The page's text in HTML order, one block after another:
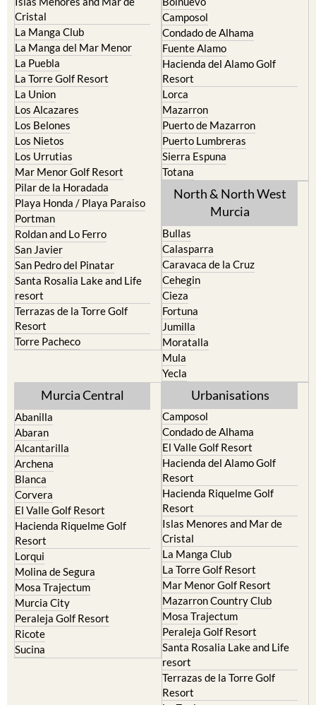
Cristal
La Manga Club
La Manga del Mar Menor
La Puebla
La Torre Golf Resort
La Union
Los Alcazares
Los Belones
Los Nietos
Los Urrutias
Mar Menor Golf Resort
Pilar de la Horadada
Playa Honda / Playa Paraiso
Portman
Roldan and Lo Ferro
San Javier
San Pedro del Pinatar
Santa Rosalia Lake and Life
resort
Terrazas de la Torre Golf
Resort
Torre Pacheco
Camposol
Condado de Alhama
Fuente Alamo
Hacienda del Alamo Golf
Resort
Lorca
Mazarron
Puerto de Mazarron
Puerto Lumbreras
Sierra Espuna
Totana
North & North West
Murcia
Bullas
Calasparra
Caravaca de la Cruz
Cehegin
Cieza
Fortuna
Jumilla
Moratalla
Mula
Yecla
Murcia Central
Abanilla
Abaran
Alcantarilla
Archena
Blanca
Corvera
El Valle Golf Resort
Hacienda Riquelme Golf
Resort
Lorqui
Molina de Segura
Mosa Trajectum
Murcia City
Peraleja Golf Resort
Ricote
Sucina
Urbanisations
Camposol
Condado de Alhama
El Valle Golf Resort
Hacienda del Alamo Golf
Resort
Hacienda Riquelme Golf
Resort
Islas Menores and Mar de
Cristal
La Manga Club
La Torre Golf Resort
Mar Menor Golf Resort
Mazarron Country Club
Mosa Trajectum
Peraleja Golf Resort
Santa Rosalia Lake and Life
resort
Terrazas de la Torre Golf
Resort